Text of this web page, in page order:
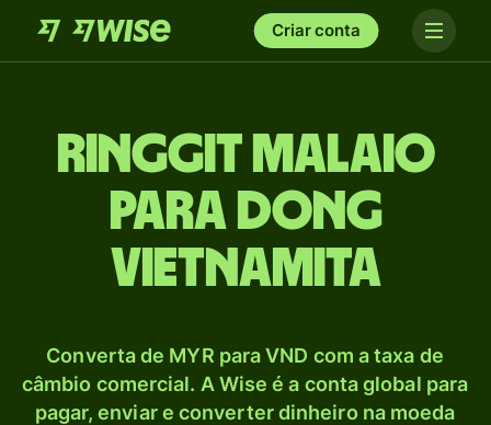
Criar conta
Ringgit malaio
para Dong
vietnamita
Converta de MYR para VND com a taxa de
câmbio comercial. A Wise é a conta global para
pagar, enviar e converter dinheiro na moeda